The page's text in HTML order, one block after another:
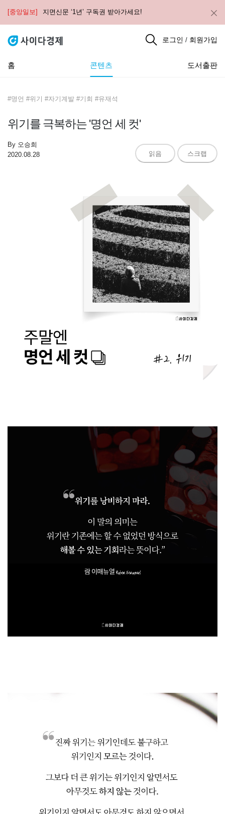
[중앙일보] 지면신문 ‘1년’ 구독권 받아가세요!
로그인 / 회원가입
홈 콘텐츠 도서출판
#명언 #위기 #자기계발 #기회 #유재석
위기를 극복하는 '명언 세 컷'
By 오승희
2020.08.28
읽음 스크랩